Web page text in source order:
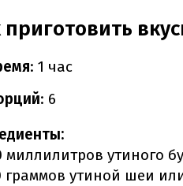
приготовить
: 1 час
: 6
миллилитров утиного
граммов утиной шеи